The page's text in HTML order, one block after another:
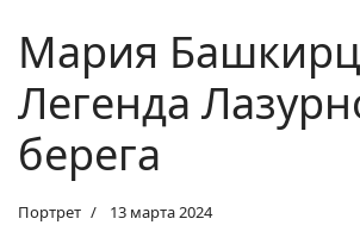
Мария
Легенда
берега
Портрет 13 марта 2024